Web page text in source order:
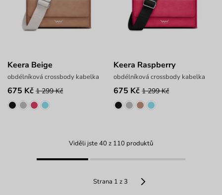
Keera Beige
obdélníková crossbody kabelka
675 Kč 1 299 Kč
Keera Raspberry
obdélníková crossbody kabelka
675 Kč 1 299 Kč
Viděli jste 40 z 110 produktů
Strana 1 z 3